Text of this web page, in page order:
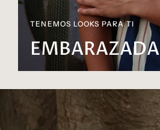
TENEMOS LOOKS PARA TI
EMBARAZADA